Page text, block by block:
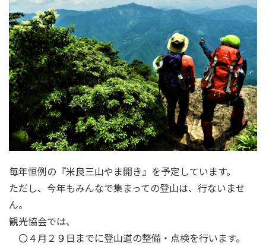
毎年恒例の『米良三山やま開き』を予定しています。
ただし、今年もみんなで集まっての登山は、行ないませ
ん。
観光協会では、
〇４月２９日までに登山道の整備・点検を行います。